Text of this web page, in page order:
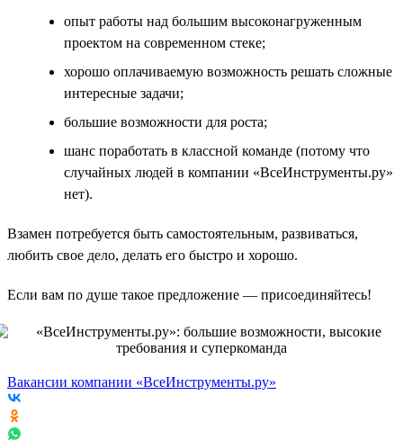
опыт работы над большим высоконагруженным
проектом на современном стеке;
хорошо оплачиваемую возможность решать сложные
интересные задачи;
большие возможности для роста;
шанс поработать в классной команде (потому что
случайных людей в компании «ВсеИнструменты.ру»
нет).
Взамен потребуется быть самостоятельным, развиваться,
любить свое дело, делать его быстро и хорошо.
Если вам по душе такое предложение — присоединяйтесь!
Вакансии компании «ВсеИнструменты.ру»